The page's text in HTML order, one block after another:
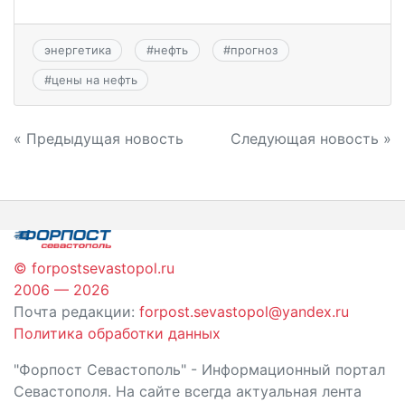
энергетика #нефть #прогноз
#цены на нефть
Навигация
записям
« Предыдущая новость Следующая новость »
© forpostsevastopol.ru
2006 — 2026
Почта редакции: forpost.sevastopol@yandex.ru
Политика обработки данных
"Форпост Севастополь" - Информационный портал
Севастополя. На сайте всегда актуальная лента